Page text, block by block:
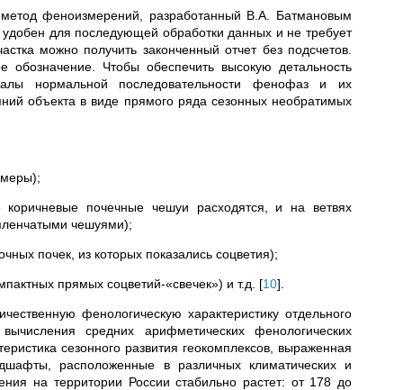
феноизмерений, разработанный В.А. Батмановым
удобен для последующей обработки данных и не требует
можно получить законченный отчет без подсчетов.
обозначение. Чтобы обеспечить высокую детальность
нормальной последовательности фенофаз и их
объекта в виде прямого ряда сезонных необратимых
почечные чешуи расходятся, и на ветвях
чешуями);
почек, из которых показались соцветия);
прямых соцветий-«свечек») и т.д. [10]
фенологическую характеристику отдельного
средних арифметических фенологических
сезонного развития геокомплексов, выраженная
расположенные в различных климатических и
на территории России стабильно растет: от 178 до